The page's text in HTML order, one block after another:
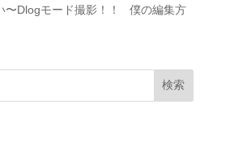
〜Dlogモード撮影！！ 僕の編集方